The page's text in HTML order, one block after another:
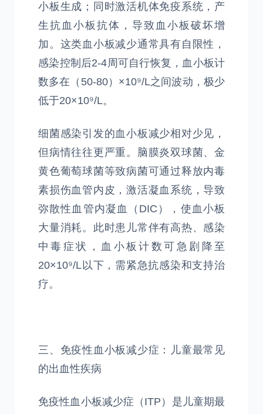
小板生成；同时激活机体免疫系统，产
生抗血小板抗体，导致血小板破坏增
加。这类血小板减少通常具有自限性，
感染控制后2-4周可自行恢复，血小板计
数多在（50-80）×10⁹/L之间波动，极少
低于20×10⁹/L。
细菌感染引发的血小板减少相对少见，
但病情往往更严重。脑膜炎双球菌、金
黄色葡萄球菌等致病菌可通过释放内毒
素损伤血管内皮，激活凝血系统，导致
弥散性血管内凝血（DIC），使血小板
大量消耗。此时患儿常伴有高热、感染
中毒症状，血小板计数可急剧降至
20×10⁹/L以下，需紧急抗感染和支持治
疗。
三、免疫性血小板减少症：儿童最常见
的出血性疾病
免疫性血小板减少症（ITP）是儿童期最